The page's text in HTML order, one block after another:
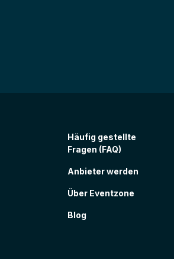
Häufig gestellte
Fragen (FAQ)
Anbieter werden
Über Eventzone
Blog